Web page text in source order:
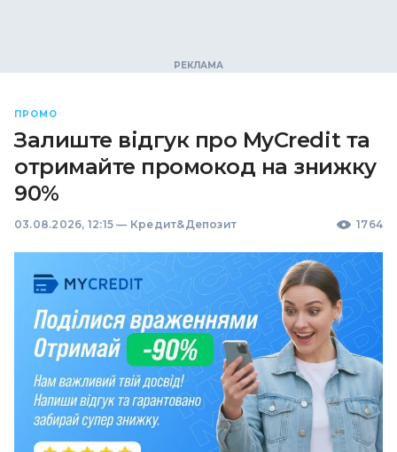
ПРОМО
Залиште відгук про MyCredit та
отримайте промокод на знижку
90%
03.08.2026, 12:15 — Кредит&Депозит 1764